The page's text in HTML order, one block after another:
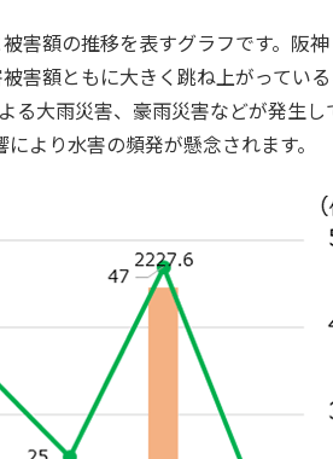
害額の推移を表すグラフです。阪神
害額ともに大きく跳ね上がってい
る大雨災害、豪雨災害などが発生し
より水害の頻発が懸念されます。